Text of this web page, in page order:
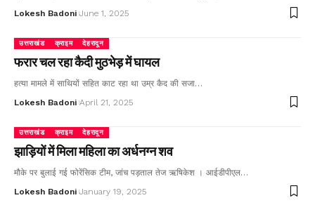
Lokesh Badoni June 1, 2025
उत्तराखंड क्राइम देहरादून
फरार चल रहा कैदी मुठभेड़ में घायल
हत्या मामले में साथियों सहित काट रहा था उम्र कैद की सजा…
Lokesh Badoni April 21, 2025
उत्तराखंड क्राइम देहरादून
झाड़ियों में मिला महिला का अर्धनग्न शव
मौके पर बुलाई गई फोरेंसिक टीम, जांच पड़ताल तेज ऋषिकेश । आईडीपीएल…
Lokesh Badoni January 19, 2025